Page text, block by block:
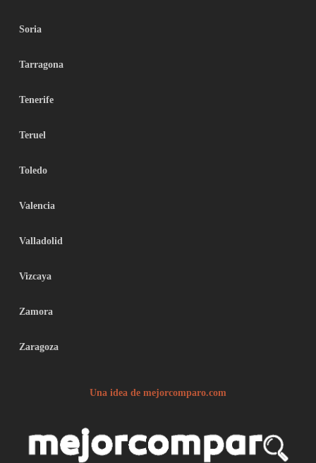
Soria
Tarragona
Tenerife
Teruel
Toledo
Valencia
Valladolid
Vizcaya
Zamora
Zaragoza
Una idea de mejorcomparo.com